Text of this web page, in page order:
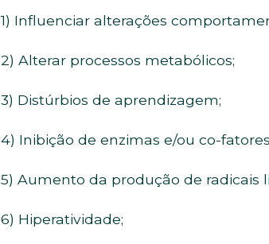
1) Influenciar alterações
2) Alterar processos metabólicos;
3) Distúrbios de aprendizagem;
4) Inibição de enzimas e/ou co-
5) Aumento da produção de radicais
6) Hiperatividade;